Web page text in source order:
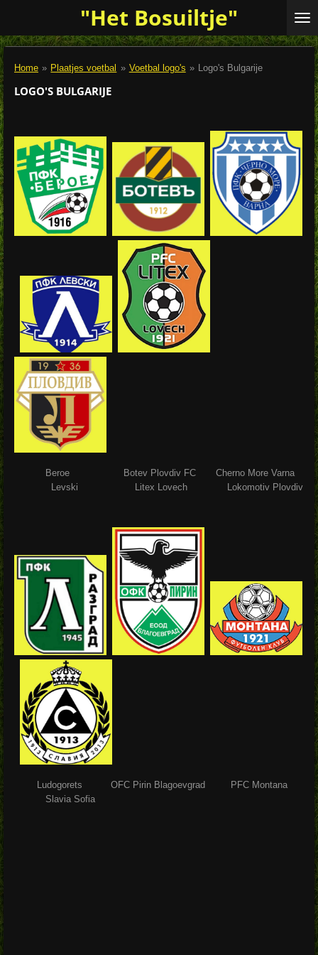
naar
hoofdinhoud
"Het Bosuiltje"
Home » Plaatjes voetbal » Voetbal logo's » Logo's Bulgarije
LOGO'S BULGARIJE
Beroe Botev Plovdiv FC Cherno More Varna
Levski Litex Lovech Lokomotiv Plovdiv
Ludogorets OFC Pirin Blagoevgrad PFC Montana
Slavia Sofia